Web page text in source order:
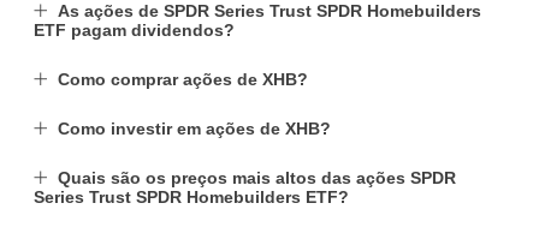
As ações de SPDR Series Trust SPDR Homebuilders
ETF pagam dividendos?
Como comprar ações de XHB?
Como investir em ações de XHB?
Quais são os preços mais altos das ações SPDR
Series Trust SPDR Homebuilders ETF?